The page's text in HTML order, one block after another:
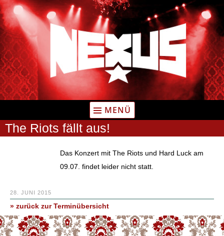
Zum
Inhalt
springen
MENÜ
The Riots fällt aus!
Das Konzert mit The Riots und Hard Luck am
09.07. findet leider nicht statt.
28. JUNI 2015
» zurück zur Terminübersicht